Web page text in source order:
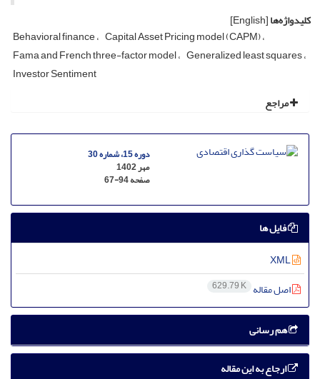
کلیدواژه‌ها[English]
Behavioral finance Capital Asset Pricing model (CAPM)
Fama and French three-factor model Generalized least squares
Investor Sentiment
مراجع
دوره 15، شماره 30
مهر 1402
صفحه67-94
فایل ها
اصل مقاله 629.79 K
هم رسانی
ارجاع به این مقاله